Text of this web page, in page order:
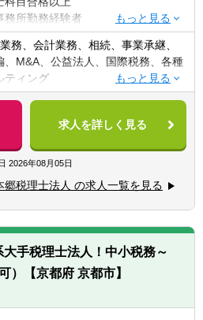
務所勤務経験者
計士（監査経験1年以上ある方)※税
経験会計士の方も歓迎いたしま
動車免許
物像】
計にとどまらず、総合的な観点か
ンサルティングに携りたい方
能力をフルに発揮できる環境で働き
動について】
ージェント制度
上司を通さずに直接人事へ依頼を
が可能です。
通る確率はおおよそ約60％程度で
務、会計業務、相続、事業承継、
、M&A、公益法人、国際税務、各種
ティング
の特色】
プレベルの規模でお客様に対して
提供しています。
連携：税理士、公認会計士、中小企
など、税務・会計に関わる様々な分
スパートが集結し、案件によって
にチームを組んで業務を進めること
す。
な取扱業務
をはじめ、医療法人、公益法人、社
人、地方公共団体、海外法人、個人
お客様に対して、税務・会計サービ
しています。
求人を詳しく見る
2026年08月05日
郷税理士法人 の求人一覧を見る
手税理士法人！中小税務～
）【京都府 京都市】